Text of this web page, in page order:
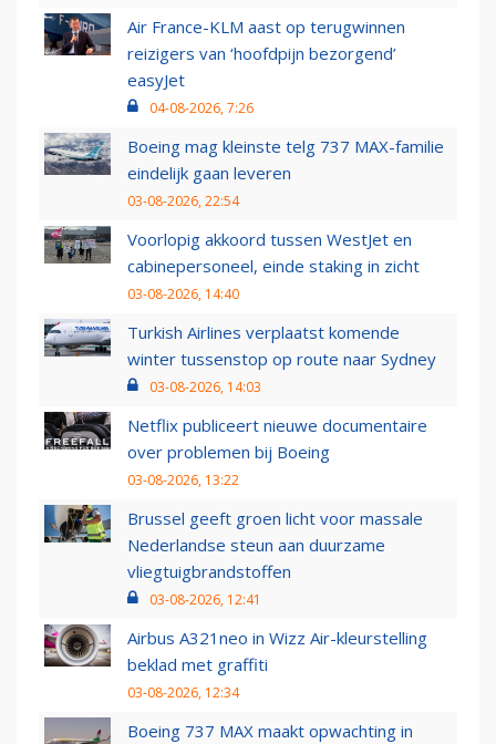
Air France-KLM aast op terugwinnen
reizigers van ‘hoofdpijn bezorgend’
easyJet
04-08-2026, 7:26
Boeing mag kleinste telg 737 MAX-familie
eindelijk gaan leveren
03-08-2026, 22:54
Voorlopig akkoord tussen WestJet en
cabinepersoneel, einde staking in zicht
03-08-2026, 14:40
Turkish Airlines verplaatst komende
winter tussenstop op route naar Sydney
03-08-2026, 14:03
Netflix publiceert nieuwe documentaire
over problemen bij Boeing
03-08-2026, 13:22
Brussel geeft groen licht voor massale
Nederlandse steun aan duurzame
vliegtuigbrandstoffen
03-08-2026, 12:41
Airbus A321neo in Wizz Air-kleurstelling
beklad met graffiti
03-08-2026, 12:34
Boeing 737 MAX maakt opwachting in